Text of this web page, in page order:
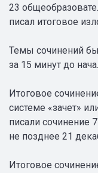
23
писал итоговое
Темы сочинений
за 15 минут до
Итоговое
системе «зачет»
писали сочинение
не позднее 21
Итоговое